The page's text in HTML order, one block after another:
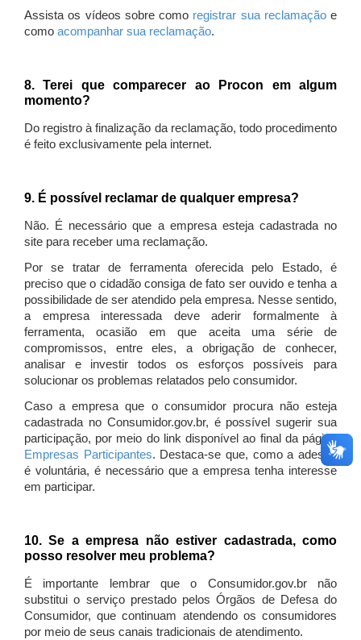
Assista os vídeos sobre como registrar sua reclamaçãoe
como acompanhar sua reclamação.
8. Terei que comparecer ao Procon em algum
momento?
Do registro à finalização da reclamação, todo procedimento
é feito exclusivamente pela internet.
9. É possível reclamar de qualquer empresa?
Não. É necessário que a empresa esteja cadastrada no
site para receber uma reclamação.
Por se tratar de ferramenta oferecida pelo Estado, é
preciso que o cidadão consiga de fato ser ouvido e tenha a
possibilidade de ser atendido pela empresa. Nesse sentido,
a empresa interessada deve aderir formalmente à
ferramenta, ocasião em que aceita uma série de
compromissos, entre eles, a obrigação de conhecer,
analisar e investir todos os esforços possíveis para
solucionar os problemas relatados pelo consumidor.
Caso a empresa que o consumidor procura não esteja
cadastrada no Consumidor.gov.br, é possível sugerir sua
participação, por meio do link disponível ao final da página
Empresas Participantes. Destaca-se que, como a adesão
é voluntária, é necessário que a empresa tenha interesse
em participar.
10. Se a empresa não estiver cadastrada, como
posso resolver meu problema?
É importante lembrar que o Consumidor.gov.br não
substitui o serviço prestado pelos Órgãos de Defesa do
Consumidor, que continuam atendendo os consumidores
por meio de seus canais tradicionais de atendimento.